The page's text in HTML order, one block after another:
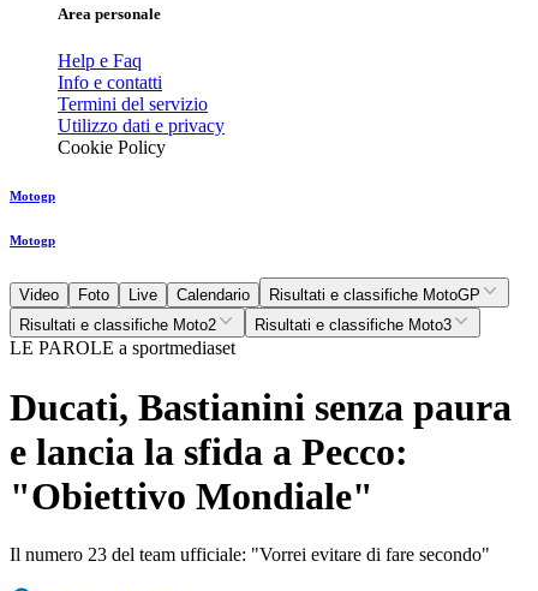
Area personale
Help e Faq
Info e contatti
Termini del servizio
Utilizzo dati e privacy
Cookie Policy
Motogp
Motogp
Video Foto Live Calendario
Risultati e classifiche MotoGP
Risultati e classifiche Moto2
Risultati e classifiche Moto3
LE PAROLE a sportmediaset
Ducati, Bastianini senza paura
e lancia la sfida a Pecco:
"Obiettivo Mondiale"
Il numero 23 del team ufficiale: "Vorrei evitare di fare secondo"